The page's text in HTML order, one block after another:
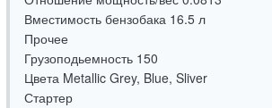
Вместимость бензобака 16.5 л
Прочее
Грузоподьемность 150
Цвета Metallic Grey, Blue, Sliver
Стартер